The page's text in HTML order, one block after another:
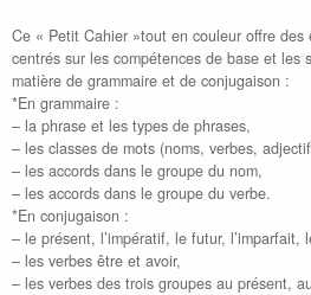
Ce « Petit Cahier »tout en couleur offre des
centrés sur les compétences de base et les
matière de grammaire et de conjugaison :
*En grammaire :
– la phrase et les types de phrases,
– les classes de mots (noms, verbes,
– les accords dans le groupe du nom,
– les accords dans le groupe du verbe.
*En conjugaison :
– le présent, l’impératif, le futur, l’imparfait,
– les verbes être et avoir,
– les verbes des trois groupes au présent,